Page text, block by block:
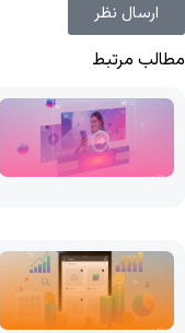
ارسال نظر
مطالب مرتبط